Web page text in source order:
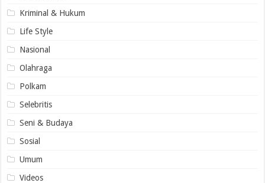
Kriminal & Hukum
Life Style
Nasional
Olahraga
Polkam
Selebritis
Seni & Budaya
Sosial
Umum
Videos